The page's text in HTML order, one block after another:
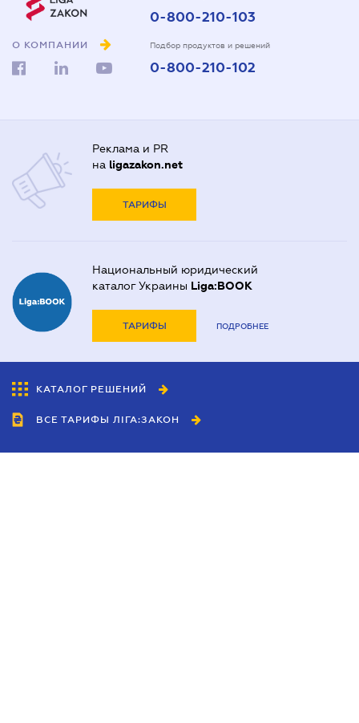
О КОМПАНИИ
0-800-210-103
Подбор продуктов и решений
0-800-210-102
Реклама и PR
на ligazakon.net
ТАРИФЫ
Национальный юридический
каталог Украины Liga:BOOK
ТАРИФЫ ПОДРОБНЕЕ
КАТАЛОГ РЕШЕНИЙ
ВСЕ ТАРИФЫ ЛІГА:ЗАКОН